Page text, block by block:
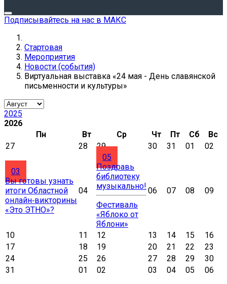
Подписывайтесь на нас в МАКС
Стартовая
Мероприятия
Новости (события)
Виртуальная выставка «24 мая - День славянской
письменности и культуры»
2025
2026
Пн
Вт Ср Чт Пт Сб
Вс
27
28 29 30 31 01 02
03
Вы готовы узнать
итоги Областной
онлайн‑викторины
«Это ЭТНО»?
04
05
Поздравь
библиотеку
музыкально!
Фестиваль
«Яблоко от
Яблони»
06 07 08 09
10 11 12 13 14 15
16
17
18 19 20 21 22
23
24
25 26 27 28 29
30
31
01 02 03 04 05
06